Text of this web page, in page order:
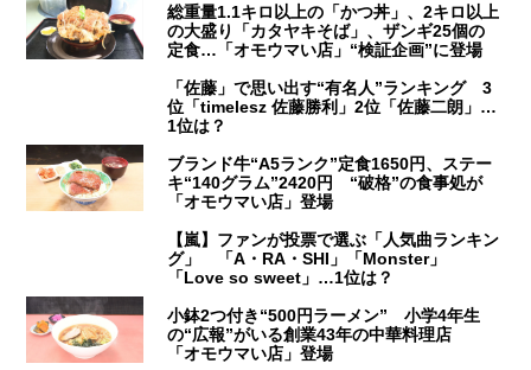
総重量1.1キロ以上の「かつ丼」、2キロ以上
の大盛り「カタヤキそば」、ザンギ25個の
定食…「オモウマい店」“検証企画”に登場
「佐藤」で思い出す“有名人”ランキング 3
位「timelesz 佐藤勝利」2位「佐藤二朗」…
1位は？
ブランド牛“A5ランク”定食1650円、ステー
キ“140グラム”2420円 “破格”の食事処が
「オモウマい店」登場
【嵐】ファンが投票で選ぶ「人気曲ランキン
グ」 「A・RA・SHI」「Monster」
「Love so sweet」…1位は？
小鉢2つ付き“500円ラーメン” 小学4年生
の“広報”がいる創業43年の中華料理店
「オモウマい店」登場